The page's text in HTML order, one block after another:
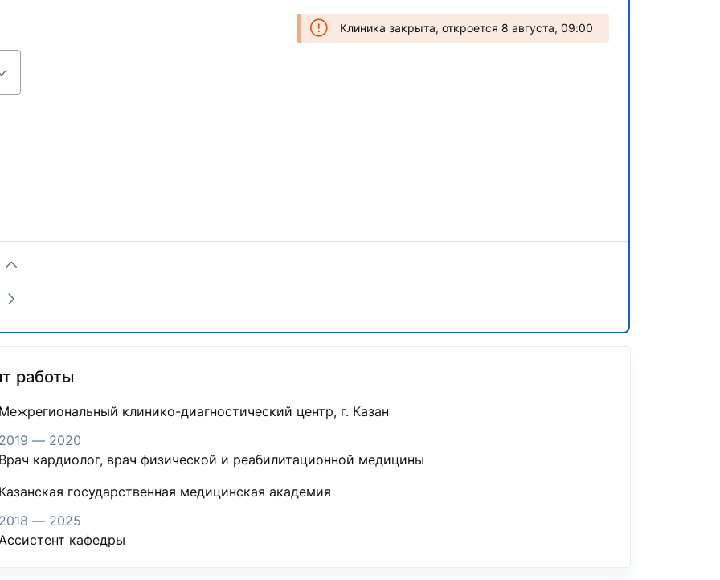
Клиника закрыта, откроется 8 августа, 09:00
работы
клинико-диагностический центр, г. Казан
— 2020
кардиолог, врач физической и реабилитационной медицины
государственная медицинская академия
— 2025
кафедры